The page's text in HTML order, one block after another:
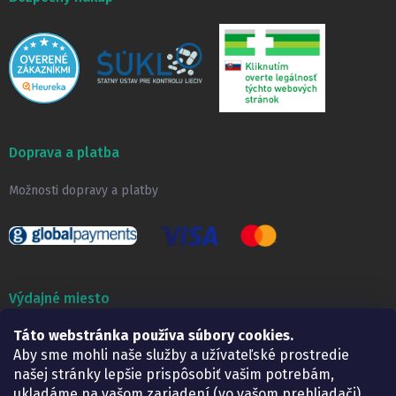
Táto webstránka používa súbory cookies.
Aby sme mohli naše služby a užívateľské prostredie
našej stránky lepšie prispôsobiť vašim potrebám,
Doprava a platba
Možnosti dopravy a platby
Výdajné miesto
Lekáreň ADONAI
Košice – Smetanova 2
Pondelok:
07.30 – 15.30 h.
Utorok:
07.30 – 16.00 h.